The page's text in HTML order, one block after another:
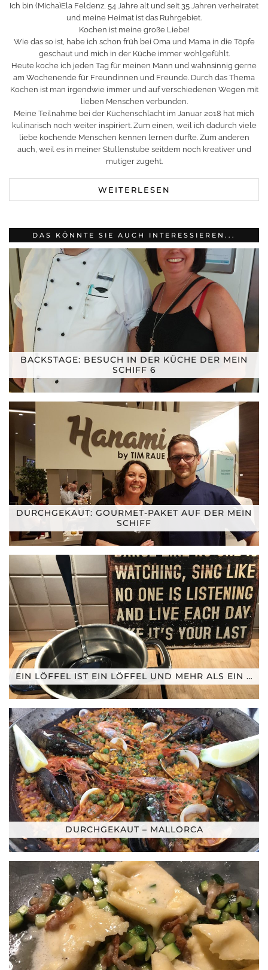
Ich bin (Micha)Ela Feldenz, 54 Jahre alt und seit 35 Jahren verheiratet
und meine Heimat ist das Ruhrgebiet.
Kochen ist meine große Liebe!
Wie das so ist, habe ich schon früh bei Oma und Mama in die Töpfe
geschaut und mich in der Küche immer wohlgefühlt.
Heute koche ich jeden Tag für meinen Mann und wahnsinnig gerne
am Wochenende für Freundinnen und Freunde. Durch das Thema
Kochen ist man irgendwie immer und auf verschiedenen Wegen mit
lieben Menschen verbunden.
Meine Teilnahme bei der Küchenschlacht im Januar 2018 hat mich
kulinarisch noch weiter inspiriert. Zum einen, weil ich dadurch viele
liebe kochende Menschen kennen lernen durfte. Zum anderen
auch, weil es in meiner Stullenstube seitdem noch kreativer und
mutiger zugeht.
WEITERLESEN
DAS KÖNNTE SIE AUCH INTERESSIEREN...
BACKSTAGE: BESUCH IN DER KÜCHE DER MEIN
SCHIFF 6
DURCHGEKAUT: GOURMET-PAKET AUF DER MEIN
SCHIFF
EIN LÖFFEL IST EIN LÖFFEL UND MEHR ALS EIN …
DURCHGEKAUT – MALLORCA